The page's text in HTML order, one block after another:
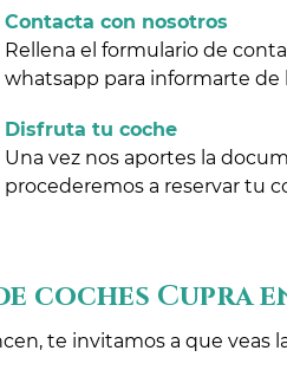
Contacta con nosotros
Rellena el formulario de
whatsapp para informarte de
Disfruta tu coche
Una vez nos aportes la
procederemos a reservar tu
coches Cupra
te invitamos a que